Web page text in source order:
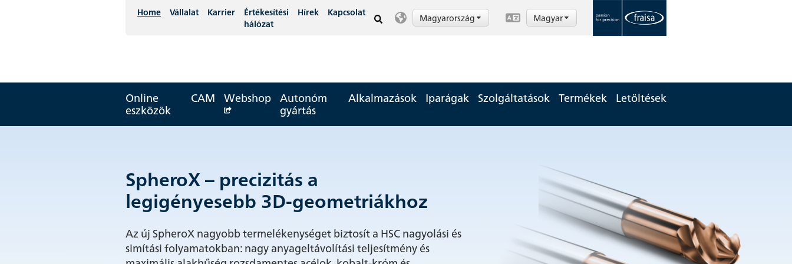
Home Vállalat Karrier
Értékesítési
hálózat
Hírek Kapcsolat Magyarország Magyar
Online
eszközök
CAM Webshop
Autonóm
gyártás
Alkalmazások Iparágak Szolgáltatások Termékek Letöltések
Megjelent a FRAISA új 25/26-os üzleti
évről szóló éves jelentése
Fedezze fel a 25/26-os üzleti év legfontosabb eseményeit és nyerjen
betekintést az innovatív projektekbe, a legfontosabb
Új bemutatófilmünk.
Egy csapat. Egy közös cél.
Mi jön létre, amikor a szenvedély, a tökéletességre való törekvés és az
igazi együttműködés harmóniába kerül? Engedje meg, hogy
SpheroX – precizitás a
legigényesebb 3D-geometriákhoz
Az új SpheroX nagyobb termelékenységet biztosít a HSC nagyolási és
simítási folyamatokban: nagy anyageltávolítási teljesítmény és